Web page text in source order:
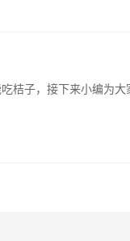
桔子，接下来小编为大